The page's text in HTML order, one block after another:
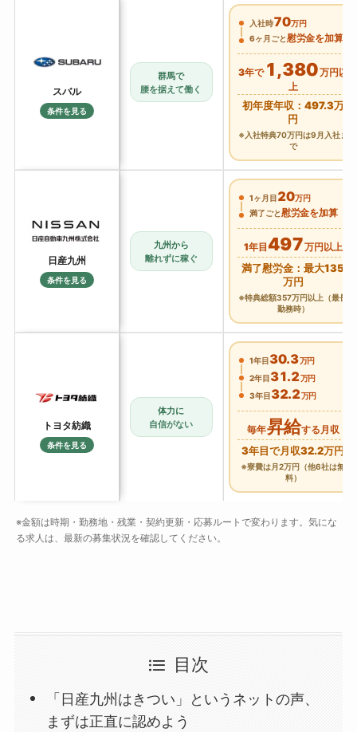
スバル
条件を見る
群馬で
腰を据えて働く
入社時70万円
6ヶ月ごと慰労金を加算
3年で 1,380万円以
上
初年度年収：497.3万
円
※入社特典70万円は9月入社ま
で
日産九州
条件を見る
九州から
離れずに稼ぐ
1ヶ月目 20万円
満了ごと慰労金を加算
1年目 497万円以上
満了慰労金：最大135
万円
※特典総額357万円以上（最長
勤務時）
トヨタ紡織
条件を見る
体力に
自信がない
1年目 30.3万円
2年目 31.2万円
3年目 32.2万円
毎年昇給する月収
3年目で月収32.2万円
※寮費は月2万円（他6社は無
料）
※金額は時期・勤務地・残業・契約更新・応募ルートで変わります。気にな
る求人は、最新の募集状況を確認してください。
目次
「日産九州はきつい」というネットの声、
まずは正直に認めよう